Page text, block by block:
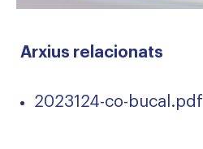
Arxius relacionats
2023124-co-bucal.pdf